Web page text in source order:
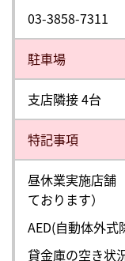
03-3858-7311
駐⾞場
支店隣接 4台
特記事項
昼休業実施店舗
ております）
AED(自動体外
貸金庫の空き状